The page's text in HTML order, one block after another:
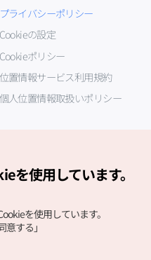
プライバシーポリシー
Cookieの設定
Cookieポリシー
位置情報サービス利用規約
個人位置情報取扱いポリシー
を使用しています。
を使用しています。
する」